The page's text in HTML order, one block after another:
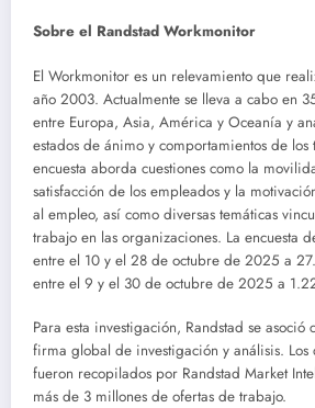
Sobre el Randstad Workmonitor
El Workmonitor es un relevamiento que
año 2003. Actualmente se lleva a cabo en
entre Europa, Asia, América y Oceanía y
estados de ánimo y comportamientos de los
encuesta aborda cuestiones como la
satisfacción de los empleados y la
al empleo, así como diversas temáticas
trabajo en las organizaciones. La encuesta
entre el 10 y el 28 de octubre de 2025 a
entre el 9 y el 30 de octubre de 2025 a
Para esta investigación, Randstad se asoció
firma global de investigación y análisis. Los
fueron recopilados por Randstad Market
más de 3 millones de ofertas de trabajo.